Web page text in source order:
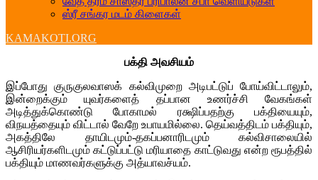
ஸ்ரீ சங்கர மடம் கிளைகள்
KAMAKOTI.ORG
பக்தி அவசியம்
இப்போது குருகுலவாஸக் கல்விமுறை அடிபட்டுப் போய்விட்டாலும்,
இன்றைக்கும் யுவர்களைத் தப்பான உணர்ச்சி வேகங்கள்
அடித்துக்கொண்டு போகாமல் ரக்ஷிப்பதற்கு பக்தியையும்,
விநயத்தையும் விட்டால் வேறே உபாயமில்லை. தெய்வத்திடம் பக்தியும்,
அகத்திலே தாயிடமும்-தகப்பனாரிடமும் கல்விசாலையில்
ஆசிரியர்களிடமும் கட்டுப்பட்டு மரியாதை காட்டுவது என்ற ரூபத்தில்
பக்தியும் மாணவர்களுக்கு அத்யாவச்யம்.